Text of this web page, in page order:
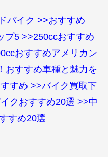
バイク >>おすすめ
プ5 >>250ccおすすめ
おすすめアメリカン
おすすめ車種と魅力を
すめ >>バイク買取下
クおすすめ20選 >>中
すめ20選